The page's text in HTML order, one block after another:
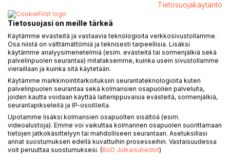
Sateenkaarilintu on
väreiltään verraton
<> <> <> <> <> <> <>
Tälle linnulle ei pärjää missikisoissa edes fasaanikukko
loksauttaa leukojaan hämmästyksestä myös riikinkukko!
13 kpl niin mukavia lastenrunoja kuin
hieman eksoottisempiakin runoja
Mukana on shamaanin runo sekä Hassu koira
Merirosvolaiva ja aarre
ja tietysti tämä sateenkaarilintu
Tietosuojakäytäntö
Tietosuojasi on meille tärkeä
Käytämme evästeitä ja vastaavia teknologioita verkkosivustollamme.
Osa niistä on välttämättömiä ja teknisesti tarpeellisia. Lisäksi
käytämme analyysimenetelmiä (esim. evästeitä tai sormenjälkiä sekä
palvelinpuolen seurantaa) mitataksemme, kuinka usein sivustollamme
vieraillaan ja kuinka sitä käytetään.
Käytämme markkinointitarkoituksiin seurantateknologioita kuten
palvelinpuolen seurantaa sekä kolmansien osapuolien palveluita,
joiden kautta voidaan käyttää laiteriippuvaisia evästeitä, sormenjälkiä,
seurantapikseleitä ja IP-osoitteita.
Upotamme lisäksi kolmansien osapuolten sisältöä (esim.
videoalustoja). Emme voi vaikuttaa kolmannen osapuolen suorittamaan
tietojen jatkokäsittelyyn tai mahdolliseen seurantaan. Asetuksillasi
annat suostumuksen edellä kuvattuihin prosesseihin. Vastaisuudessa
voit peruuttaa suostumuksesi. (BoD Julkaisutiedot)